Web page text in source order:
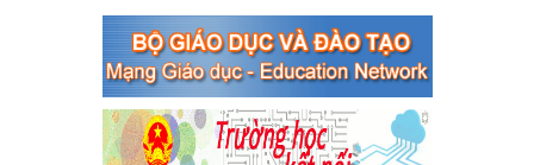
phạm, vi phạm pháp luật liên quan đến hoạt động tổ chức đánh
bạc và đánh bạc
Ngày ban hành: 04/03/2024
Kế hoạch Tổ chức Hội trại truyền thống học sinh thị xã Bến
Cát Lần thứ VIII, năm học 2023-2024